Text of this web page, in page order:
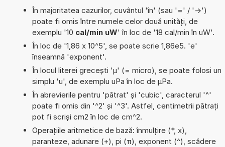
În majoritatea cazurilor, cuvântul 'în' (sau '=' / '->')
poate fi omis între numele celor două unități, de
exemplu '10 cal/min uW' în loc de '18 cal/min în uW'.
În loc de '1,86 x 10^5', se poate scrie 1,86e5. 'e'
înseamnă 'exponent'.
În locul literei grecești 'µ' (= micro), se poate folosi un
simplu 'u', de exemplu uPa în loc de µPa.
În abrevierile pentru 'pătrat' și 'cubic', caracterul '^'
poate fi omis din '^2' și '^3'. Astfel, centimetrii pătrați
pot fi scriși cm2 în loc de cm^2.
Operațiile aritmetice de bază: înmulțire (*, x),
paranteze, adunare (+), pi (π), exponent (^), scădere